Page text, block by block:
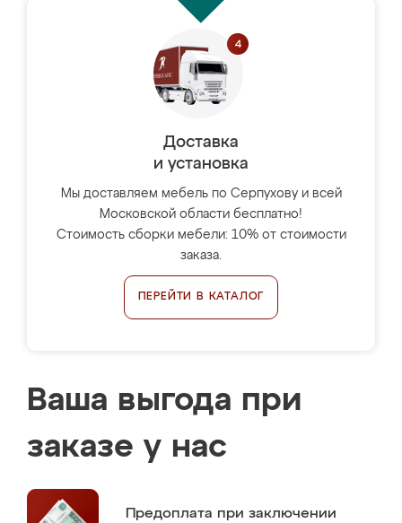
Доставка
и установка
Мы доставляем мебель по Серпухову и всей
Московской области бесплатно!
Стоимость сборки мебели: 10% от стоимости
заказа.
ПЕРЕЙТИ В КАТАЛОГ
Ваша выгода при
заказе у нас
Предоплата при заключении